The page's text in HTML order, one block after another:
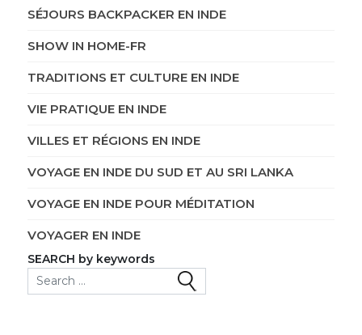
SÉJOURS BACKPACKER EN INDE
SHOW IN HOME-FR
TRADITIONS ET CULTURE EN INDE
VIE PRATIQUE EN INDE
VILLES ET RÉGIONS EN INDE
VOYAGE EN INDE DU SUD ET AU SRI LANKA
VOYAGE EN INDE POUR MÉDITATION
VOYAGER EN INDE
SEARCH by keywords
Search for: